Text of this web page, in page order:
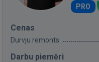
PRO
Cenas
Durvju remonts
Darbu piemēri